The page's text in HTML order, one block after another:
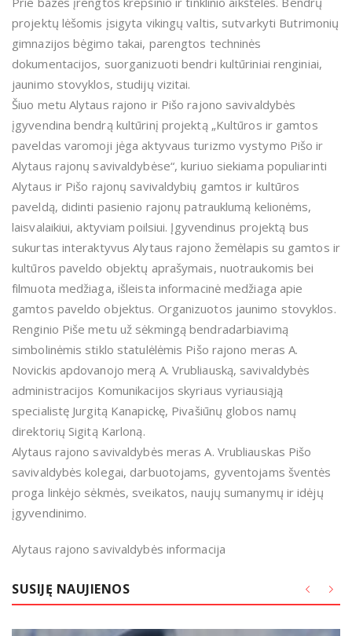
projektų lėšomis įsigyta vikingų valtis, sutvarkyti Butrimonių
gimnazijos bėgimo takai, parengtos techninės
dokumentacijos, suorganizuoti bendri kultūriniai renginiai,
jaunimo stovyklos, studijų vizitai.
Šiuo metu Alytaus rajono ir Pišo rajono savivaldybės
įgyvendina bendrą kultūrinį projektą „Kultūros ir gamtos
paveldas varomoji jėga aktyvaus turizmo vystymo Pišo ir
Alytaus rajonų savivaldybėse“, kuriuo siekiama populiarinti
Alytaus ir Pišo rajonų savivaldybių gamtos ir kultūros
paveldą, didinti pasienio rajonų patrauklumą kelionėms,
laisvalaikiui, aktyviam poilsiui. Įgyvendinus projektą bus
sukurtas interaktyvus Alytaus rajono žemėlapis su gamtos ir
kultūros paveldo objektų aprašymais, nuotraukomis bei
filmuota medžiaga, išleista informacinė medžiaga apie
gamtos paveldo objektus. Organizuotos jaunimo stovyklos.
Renginio Piše metu už sėkmingą bendradarbiavimą
simbolinėmis stiklo statulėlėmis Pišo rajono meras A.
Novickis apdovanojo merą A. Vrubliauską, savivaldybės
administracijos Komunikacijos skyriaus vyriausiąją
specialistę Jurgitą Kanapickę, Pivašiūnų globos namų
direktorių Sigitą Karloną.
Alytaus rajono savivaldybės meras A. Vrubliauskas Pišo
savivaldybės kolegai, darbuotojams, gyventojams šventės
proga linkėjo sėkmės, sveikatos, naujų sumanymų ir idėjų
įgyvendinimo.
Alytaus rajono savivaldybės informacija
SUSIJĘ NAUJIENOS